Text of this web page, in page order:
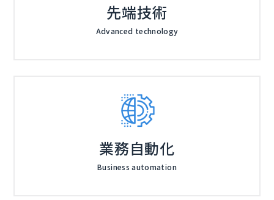
先端技術
Advanced technology
業務自動化
Business automation